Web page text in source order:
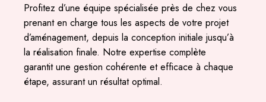
Profitez d’une équipe spécialisée près de chez vous
prenant en charge tous les aspects de votre projet
d’aménagement, depuis la conception initiale jusqu’à
la réalisation finale. Notre expertise complète
garantit une gestion cohérente et efficace à chaque
étape, assurant un résultat optimal.